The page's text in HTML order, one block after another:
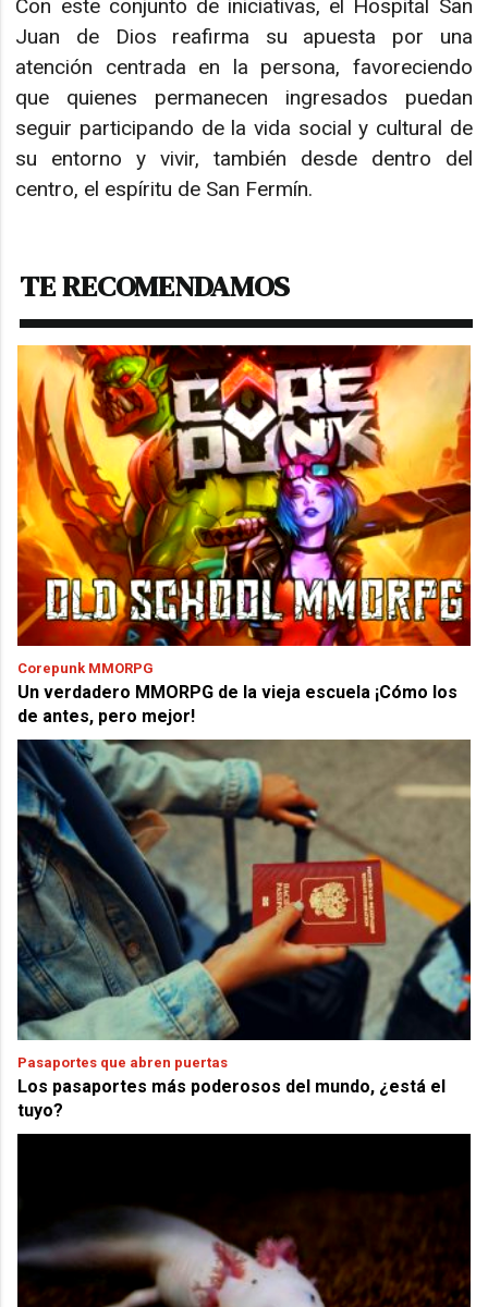
Con este conjunto de iniciativas, el Hospital San
Juan de Dios reafirma su apuesta por una
atención centrada en la persona, favoreciendo
que quienes permanecen ingresados puedan
seguir participando de la vida social y cultural de
su entorno y vivir, también desde dentro del
centro, el espíritu de San Fermín.
TE RECOMENDAMOS
Corepunk MMORPG
Un verdadero MMORPG de la vieja escuela ¡Cómo los
de antes, pero mejor!
Pasaportes que abren puertas
Los pasaportes más poderosos del mundo, ¿está el
tuyo?